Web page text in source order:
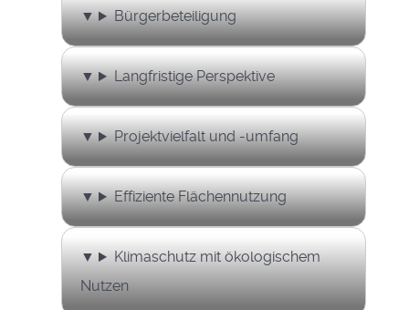
Bürgerbeteiligung
Langfristige Perspektive
Projektvielfalt und -umfang
Effiziente Flächennutzung
Klimaschutz mit ökologischem
Nutzen